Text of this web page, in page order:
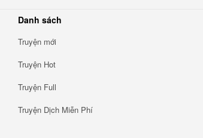
Danh sách
Truyện mới
Truyện Hot
Truyện Full
Truyện Dịch Miễn Phí